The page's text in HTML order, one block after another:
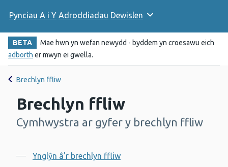
Pynciau A i Y Adroddiadau Dewislen
BETA
Mae hwn yn wefan newydd - byddem yn croesawu eich
adborth er mwyn ei gwella.
Brechlyn ffliw
Brechlyn ffliw
-
Cymhwystra ar gyfer y brechlyn ffliw
Cynnwys
Ynglŷn â'r brechlyn ffliw